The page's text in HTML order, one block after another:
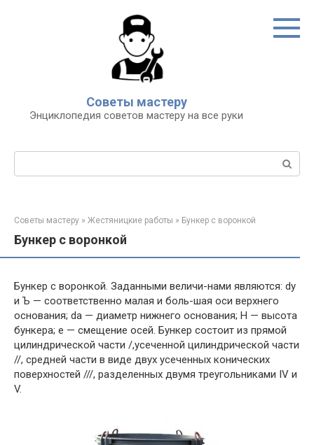
Советы мастеру
Энциклопедия советов мастеру на все руки
Поиск:
Советы мастеру » Жестяницкие работы » Бункер с воронкой
Бункер с воронкой
Бункер с воронкой. Заданными величи-нами являются: dy
и Ъ — соответственно малая и боль-шая оси верхнего
основания; da — диаметр нижнего основания; Н — высота
бункера; е — смещение осей. Бункер состоит из прямой
цилиндрической части /,усеченной цилиндрической части
//, средней части в виде двух усеченных конических
поверхностей ///, разделенных двумя треугольниками IV и
V.